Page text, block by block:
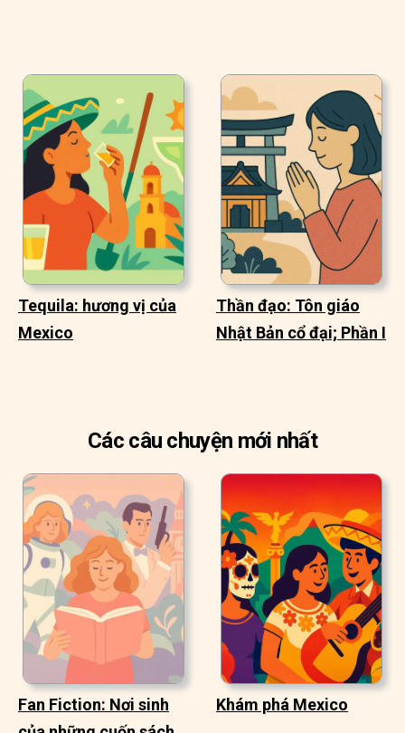
Tequila: hương vị của
Mexico
Thần đạo: Tôn giáo
Nhật Bản cổ đại; Phần I
Các câu chuyện mới nhất
Fan Fiction: Nơi sinh
Khám phá Mexico